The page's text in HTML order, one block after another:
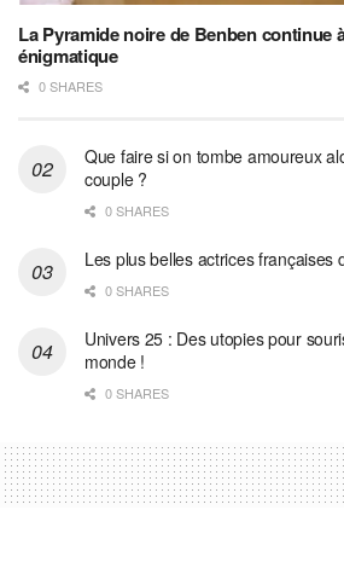
La Pyramide noire de Benben continue
énigmatique
0 SHARES
Que faire si on tombe amoureux
couple ?
0 SHARES
Les plus belles actrices françaises
0 SHARES
Univers 25 : Des utopies pour
monde !
0 SHARES